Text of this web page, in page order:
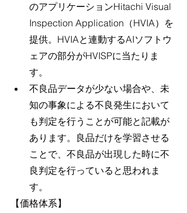
のアプリケーションHitachi Visual
Inspection Application（HVIA）を
提供。HVIAと連動するAIソフトウ
ェアの部分がHVISPに当たりま
す。
不良品データが少ない場合や、未
知の事象による不良発生において
も判定を行うことが可能と記載が
あります。良品だけを学習させる
ことで、不良品が出現した時に不
良判定を行っていると思われま
す。
【価格体系】